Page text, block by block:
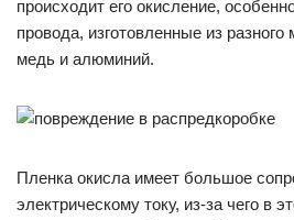
происходит его окисление,
провода, изготовленные из разного
медь и алюминий.
Пленка окисла имеет большое
электрическому току, из-за чего в